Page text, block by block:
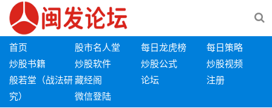
首页 股市名人堂 每日龙虎榜
每日策略
炒股书籍
炒股软件 炒股公式
炒股视频
般若堂（战法研
究）
藏经阁 论坛
注册
微信登陆